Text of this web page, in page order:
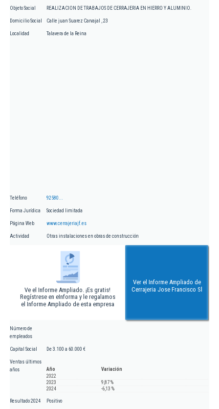
Objeto Social REALIZACION DE TRABAJOS DE CERRAJERIA EN HIERRO Y ALUMINIO.
Domicilio Social Calle juan Suarez Carvajal , 23
Localidad Talavera de la Reina
Teléfono 92580...
Forma Jurídica Sociedad limitada
Página Web www.cerrajeriajf.es
Actividad Otras instalaciones en obras de construcción
Ve el Informe Ampliado. ¡Es gratis!
Regístrese en eInforma y le regalamos
el Informe Ampliado de esta empresa
Ver el Informe Ampliado de
Cerrajeria Jose Francisco Sl
Número de
empleados
Capital Social De 3.100 a 60.000 €
Ventas últimos
años
Año
Variación
2022
2023
9,87 %
2024
-6,13 %
Resultado 2024 Positivo